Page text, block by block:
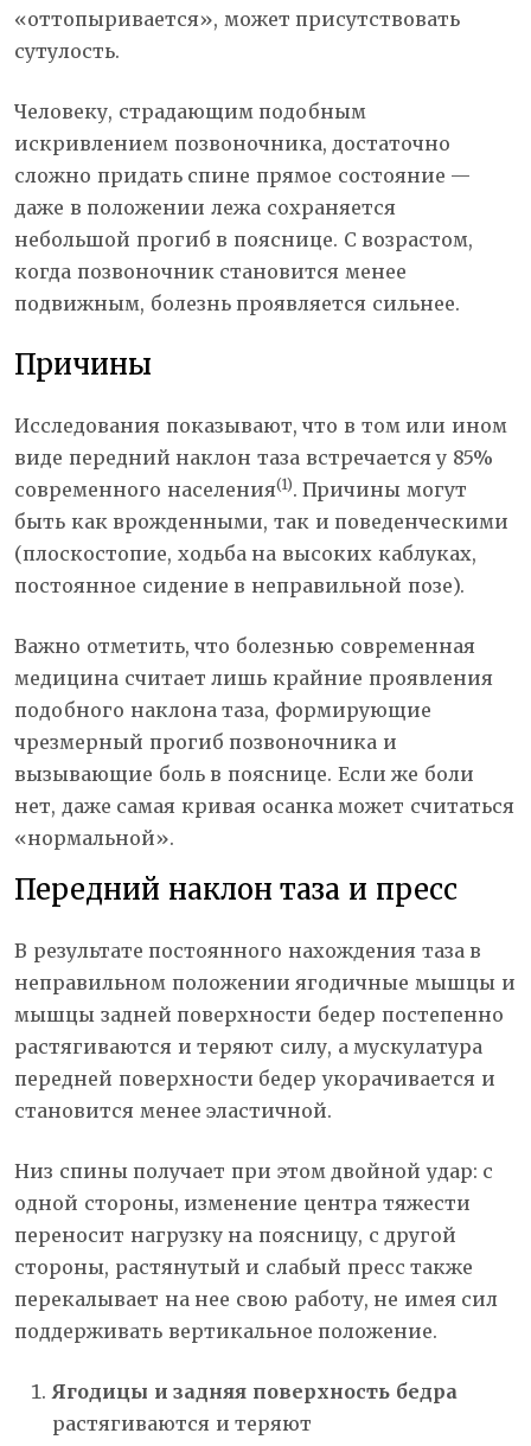
«оттопыривается», может присутствовать
сутулость.
Человеку, страдающим подобным
искривлением позвоночника, достаточно
сложно придать спине прямое состояние —
даже в положении лежа сохраняется
небольшой прогиб в пояснице. С возрастом,
когда позвоночник становится менее
подвижным, болезнь проявляется сильнее.
Причины
Исследования показывают, что в том или ином
виде передний наклон таза встречается у 85%
современного населения(1). Причины могут
быть как врожденными, так и поведенческими
(плоскостопие, ходьба на высоких каблуках,
постоянное сидение в неправильной позе).
Важно отметить, что болезнью современная
медицина считает лишь крайние проявления
подобного наклона таза, формирующие
чрезмерный прогиб позвоночника и
вызывающие боль в пояснице. Если же боли
нет, даже самая кривая осанка может считаться
«нормальной».
Передний наклон таза и пресс
В результате постоянного нахождения таза в
неправильном положении ягодичные мышцы и
мышцы задней поверхности бедер постепенно
растягиваются и теряют силу, а мускулатура
передней поверхности бедер укорачивается и
становится менее эластичной.
Низ спины получает при этом двойной удар: с
одной стороны, изменение центра тяжести
переносит нагрузку на поясницу, с другой
стороны, растянутый и слабый пресс также
перекалывает на нее свою работу, не имея сил
поддерживать вертикальное положение.
Ягодицы и задняя поверхность бедра
растягиваются и теряют